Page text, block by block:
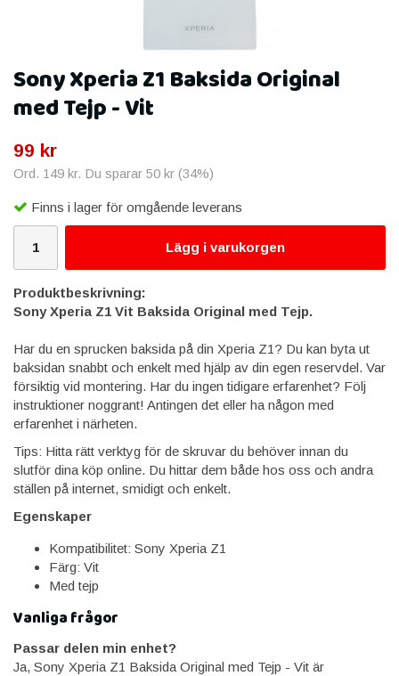
Sony Xperia Z1 Baksida Original
med Tejp - Vit
99 kr
Ord. 149 kr. Du sparar 50 kr (34%)
Finns i lager för omgående leverans
Lägg i varukorgen
Produktbeskrivning:
Sony Xperia Z1 Vit Baksida Original med Tejp.
Har du en sprucken baksida på din Xperia Z1? Du kan byta ut
baksidan snabbt och enkelt med hjälp av din egen reservdel. Var
försiktig vid montering. Har du ingen tidigare erfarenhet? Följ
instruktioner noggrant! Antingen det eller ha någon med
erfarenhet i närheten.
Tips: Hitta rätt verktyg för de skruvar du behöver innan du
slutför dina köp online. Du hittar dem både hos oss och andra
ställen på internet, smidigt och enkelt.
Egenskaper
Kompatibilitet: Sony Xperia Z1
Färg: Vit
Med tejp
Vanliga frågor
Passar delen min enhet?
Ja, Sony Xperia Z1 Baksida Original med Tejp - Vit är